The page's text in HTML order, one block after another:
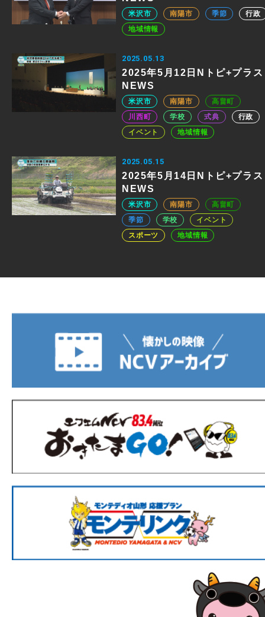
米沢市 南陽市 季節
行政
地域情報
2025.05.13
2025年5月12日Nトピ+プラス
NEWS
米沢市 南陽市
高畠町
川西町
学校 式典
行政
イベント
地域情報
2025.05.15
2025年5月14日Nトピ+プラス
NEWS
米沢市 南陽市
高畠町
季節
学校
イベント
スポーツ
地域情報